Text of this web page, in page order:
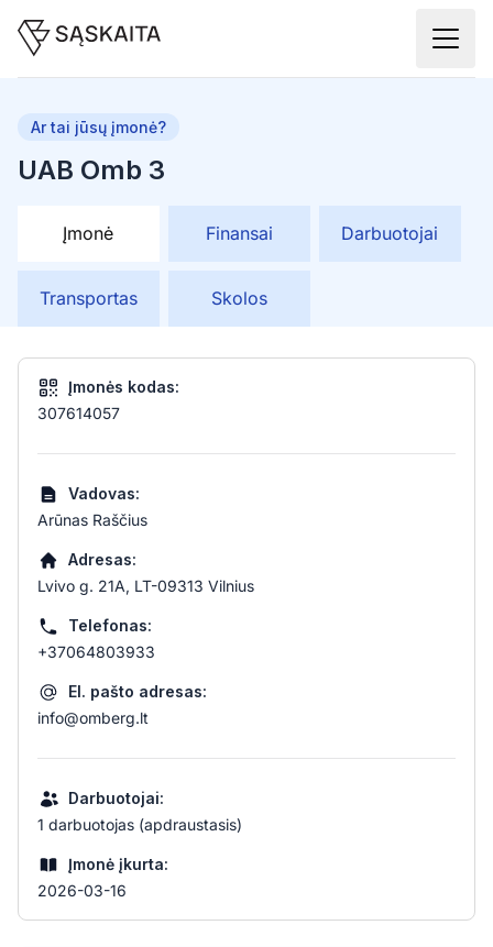
UAB Omb 3
Ar tai jūsų įmonė?
Įmonė Finansai Darbuotojai
Transportas Skolos
Įmonės kodas:
307614057
Vadovas:
Arūnas Raščius
Adresas:
Lvivo g. 21A, LT-09313 Vilnius
Telefonas:
+37064803933
El. pašto adresas:
info@omberg.lt
Darbuotojai:
1 darbuotojas (apdraustasis)
Įmonė įkurta:
2026-03-16